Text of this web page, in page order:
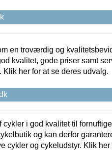
en troværdig og
kvalitet, gode priser samt
her for at se deres udvalg.
i god kvalitet til
og kan derfor
cykler og cykeludstyr. Klik her